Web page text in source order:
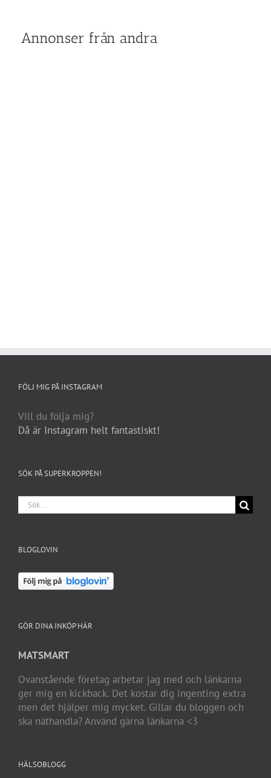
Annonser från andra
FÖLJ MIG PÅ INSTAGRAM
Vill du följa mig?
Då är Instagram helt fantastiskt!
SÖK PÅ SUPERKROPPEN!
Sök
efter:
BLOGLOVIN
GÖR DINA INKÖP HÄR
MATSMART
Ovanstående företag arbetar jag med och länkarna
ger mig en kickback. Det kostar dig ingenting extra
men det hjälper mig mycket. Gillar du bloggen och
ska näthandla? Använd gärna länkarna <3
HÄLSOBLOGG